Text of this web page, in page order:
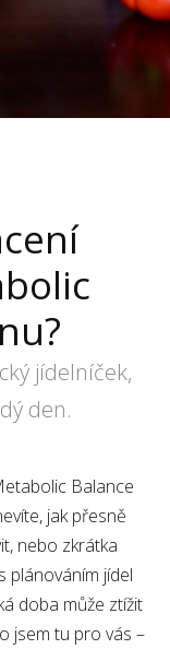
jídelníček,
den.
Balance
jak přesně
nebo zkrátka
plánováním jídel
doba může ztížit
jsem tu pro vás –